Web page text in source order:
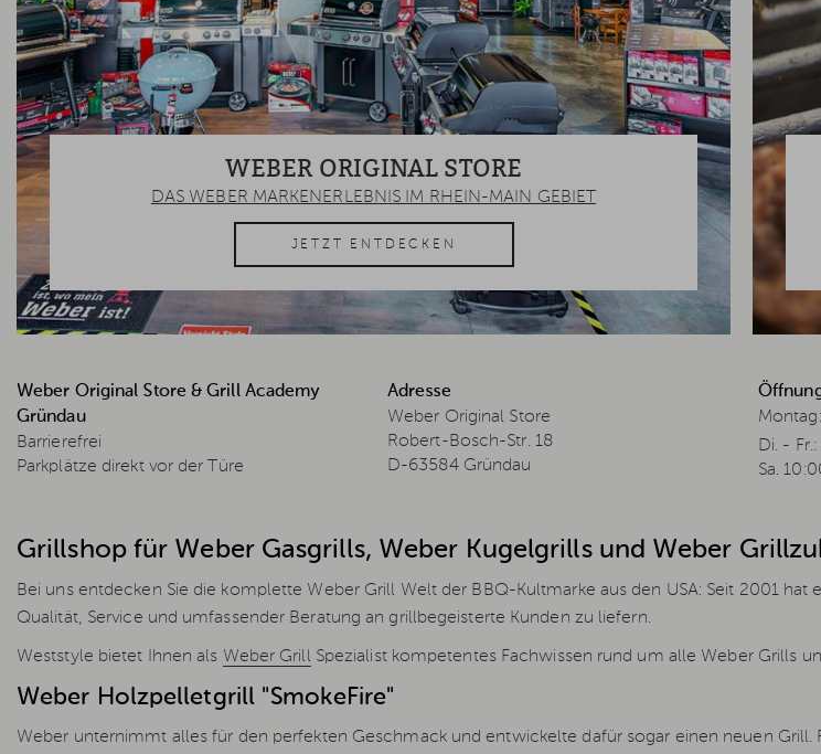
WEBER ORIGINAL STORE
DAS WEBER MARKENERLEBNIS IM RHEIN-MAIN GEBIET
JETZT ENTDECKEN
Weber Original Store & Grill Academy
Gründau
Barrierefrei
Parkplätze direkt vor der Türe
Adresse
Weber Original Store
Robert-Bosch-Str. 18
D-63584 Gründau
Di. -
Sa.
Grillshop für Weber Gasgrills, Weber Kugelgrills und Weber
Bei uns entdecken Sie die komplette Weber Grill Welt der BBQ-Kultmarke aus den USA: Seit 2001
Qualität, Service und umfassender Beratung an grillbegeisterte Kunden zu liefern.
Weststyle bietet Ihnen als Weber Grill Spezialist kompetentes Fachwissen rund um alle Weber Grills
Weber Holzpelletgrill "SmokeFire"
Weber unternimmt alles für den perfekten Geschmack und entwickelte dafür sogar einen neuen